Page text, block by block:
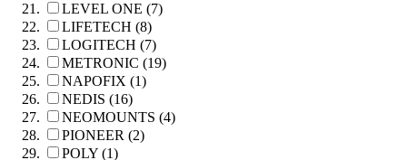
LEVEL ONE (7)
LIFETECH (8)
LOGITECH (7)
METRONIC (19)
NAPOFIX (1)
NEDIS (16)
NEOMOUNTS (4)
PIONEER (2)
POLY (1)